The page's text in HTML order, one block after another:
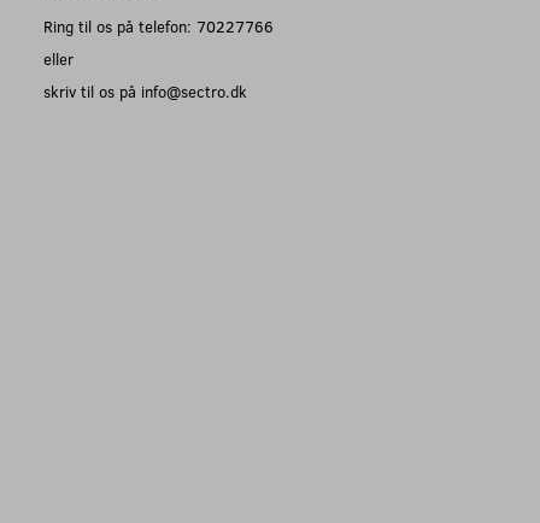
Ring til os på telefon: 70227766
eller
skriv til os på info@sectro.dk